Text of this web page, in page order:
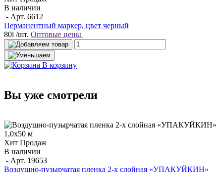
В наличии
- Арт. 6612
Перманентный маркер, цвет черный
80i /шт. Оптовые цены
В корзину
Вы уже смотрели
Хит Продаж
В наличии
- Арт. 19653
Воздушно-пузырчатая пленка 2-х слойная «УПАКУЙКИН»